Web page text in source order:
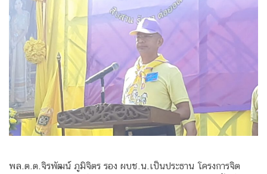
พล.ต.ต.จิรพัฒน์ ภูมิจิตร รอง ผบช.น.เป็นประธาน โครงการจิต